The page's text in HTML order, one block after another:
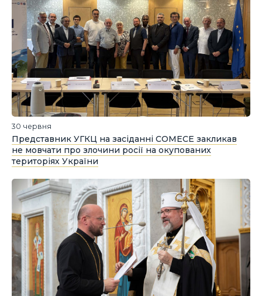
30 червня
Представник УГКЦ на засіданні COMECE закликав
не мовчати про злочини росії на окупованих
територіях України